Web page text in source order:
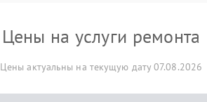
Цены на услуги ремонта
Цены актуальны на текущую дату 07.08.2026